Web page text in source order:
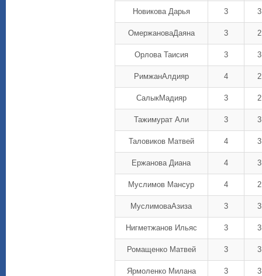
Новикова Дарья 3 3
ОмержановаДаяна 3 2
Орлова Таисия 3 3
РимжанАлдияр 4 2
СалыкМадияр 3 2
Тажимурат Али 3 3
Таловиков Матвей 4 3
Ержанова Диана 4 3
Муслимов Мансур 4 2
МуслимоваАзиза 3 3
Нигметжанов Ильяс 3 3
Ромащенко Матвей 3 3
Ярмоленко Милана 3 3